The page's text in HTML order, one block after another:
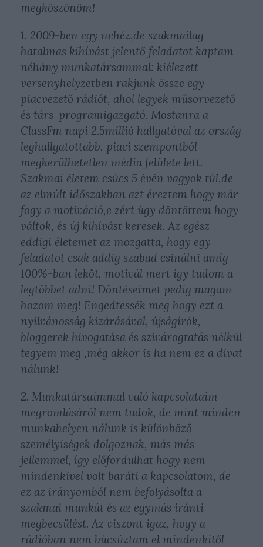
megköszönöm!
1. 2009-ben egy nehéz,de szakmailag
hatalmas kihívást jelentő feladatot kaptam
néhány munkatársammal: kiélezett
versenyhelyzetben rakjunk össze egy
piacvezető rádiót, ahol legyek műsorvezető
és társ-programigazgató. Mostanra a
ClassFm napi 2.5millió hallgatóval az ország
leghallgatottabb, piaci szempontból
megkerülhetetlen média felülete lett.
Szakmai életem csúcs 5 évén vagyok túl,de
az elmúlt időszakban azt éreztem hogy már
fogy a motiváció,e zért úgy döntöttem hogy
váltok, és új kihívást keresek. Az egész
eddigi életemet az mozgatta, hogy egy
feladatot csak addig szabad csinálni amíg
100%-ban leköt, motivál mert így tudom a
legtöbbet adni! Döntéseimet pedig magam
hozom meg! Engedtessék meg hogy ezt a
nyilvánosság kizárásával, újságírók,
bloggerek hivogatása és szivárogtatás nélkül
tegyem meg ,még akkor is ha nem ez a divat
nálunk!
2. Munkatársaimmal való kapcsolataim
megromlásáról nem tudok, de mint minden
munkahelyen nálunk is különböző
személyiségek dolgoznak, más más
jellemmel, így előfordulhat hogy nem
mindenkivel volt baráti a kapcsolatom, de
ez az irányomból nem befolyásolta a
szakmai munkát és az egymás iránti
megbecsülést. Az viszont igaz, hogy a
rádióban nem búcsúztam el mindenkitől